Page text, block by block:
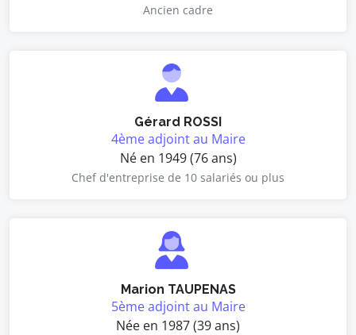
Ancien cadre
Gérard ROSSI
4ème adjoint au Maire
Né en 1949 (76 ans)
Chef d'entreprise de 10 salariés ou plus
Marion TAUPENAS
5ème adjoint au Maire
Née en 1987 (39 ans)